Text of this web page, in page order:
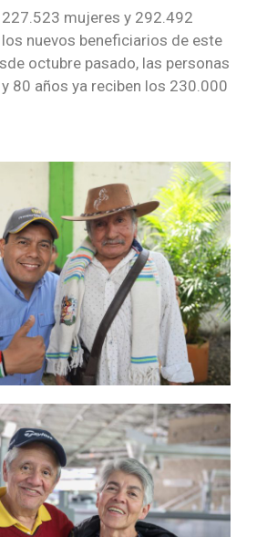
227.523 mujeres y 292.492
nuevos beneficiarios de este
octubre pasado, las personas
80 años ya reciben los 230.000